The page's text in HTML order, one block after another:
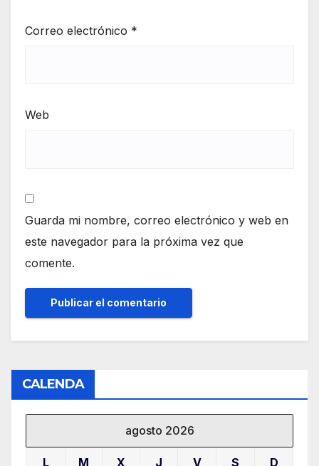
Correo electrónico *
Web
Guarda mi nombre, correo electrónico y web en
este navegador para la próxima vez que
comente.
CALENDA
agosto 2026
L M X J V S D